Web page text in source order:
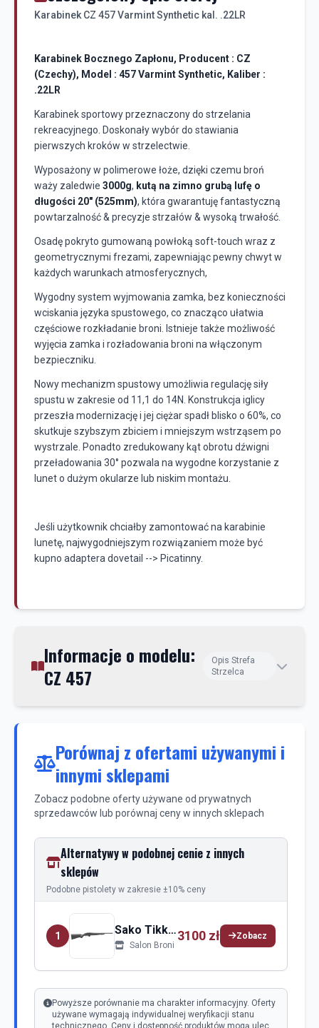
Karabinek CZ 457 Varmint Synthetic kal. .22LR
Karabinek Bocznego Zapłonu, Producent : CZ
(Czechy), Model : 457 Varmint Synthetic, Kaliber :
.22LR
Karabinek sportowy przeznaczony do strzelania
rekreacyjnego. Doskonały wybór do stawiania
pierwszych kroków w strzelectwie.
Wyposażony w polimerowe łoże, dzięki czemu broń
waży zaledwie 3000g, kutą na zimno grubą lufę o
długości 20" (525mm), która gwarantuję fantastyczną
powtarzalność & precyzje strzałów & wysoką trwałość.
Osadę pokryto gumowaną powłoką soft-touch wraz z
geometrycznymi frezami, zapewniając pewny chwyt w
każdych warunkach atmosferycznych,
Wygodny system wyjmowania zamka, bez konieczności
wciskania języka spustowego, co znacząco ułatwia
częściowe rozkładanie broni. Istnieje także możliwość
wyjęcia zamka i rozładowania broni na włączonym
bezpieczniku.
Nowy mechanizm spustowy umożliwia regulację siły
spustu w zakresie od 11,1 do 14N
. Konstrukcja iglicy
przeszła modernizację i jej ciężar spadł blisko o 60%, co
skutkuje szybszym zbiciem i mniejszym wstrząsem po
wystrzale. Ponadto zredukowany kąt obrotu dźwigni
przeładowania 30° pozwala na wygodne korzystanie z
lunet o dużym okularze lub niskim montażu.
Jeśli użytkownik chciałby zamontować na karabinie
lunetę, najwygodniejszym rozwiązaniem może być
kupno adaptera dovetail --> Picatinny.
Informacje o modelu:
CZ 457
Opis Strefa
Strzelca
Porównaj z ofertami używanymi i
innymi sklepami
Zobacz podobne oferty używane od prywatnych
sprzedawców lub porównaj ceny w innych sklepach
Alternatywy w podobnej cenie z innych
sklepów
Podobne pistolety w zakresie ±10% ceny
1 Sako Tikka Sako Tikka T1X
Salon Broni
3100 zł Zobacz
Powyższe porównanie ma charakter informacyjny. Oferty
używane wymagają indywidualnej weryfikacji stanu
technicznego. Ceny i dostępność produktów mogą ulec